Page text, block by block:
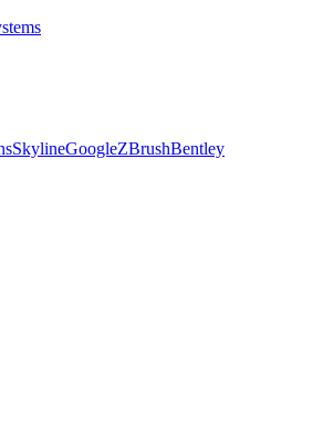
SkylineGoogleZBrushBentley